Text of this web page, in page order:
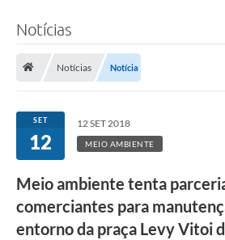
Notícias
Notícias Notícia
SET
12
12 SET 2018
MEIO AMBIENTE
Meio ambiente tenta
comerciantes para
entorno da praça Levy Vitoi